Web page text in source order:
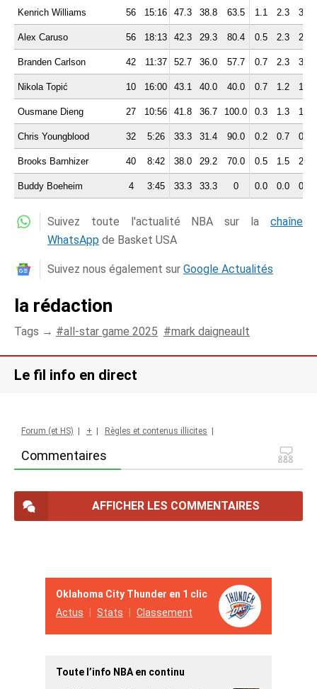
Kenrich Williams 56 15:16 47.3 38.8 63.5 1.1 2.3 3.3
Alex Caruso 56 18:13 42.3 29.3 80.4 0.5 2.3 2.8
Branden Carlson 42 11:37 52.7 36.0 57.7 0.7 2.3 3.0
Nikola Topić 10 16:00 43.1 40.0 40.0 0.7 1.2 1.9
Ousmane Dieng 27 10:56 41.8 36.7 100.0 0.3 1.3 1.6
Chris Youngblood 32 5:26 33.3 31.4 90.0 0.2 0.7 0.9
Brooks Barnhizer 40 8:42 38.0 29.2 70.0 0.5 1.5 2.0
Buddy Boeheim 4 3:45 33.3 33.3 0 0.0 0.0 0.0
Suivez toute l'actualité NBA sur la chaîne
WhatsApp de Basket USA
Suivez nous également sur Google Actualités
la rédaction
Tags → all-star game 2025 mark daigneault
Le fil info en direct
Commentaires
Forum (et HS) + Règles et contenus illicites
AFFICHER LES COMMENTAIRES
Oklahoma City Thunder en 1 clic
Actus
Stats Classement
Toute l’info NBA en continu